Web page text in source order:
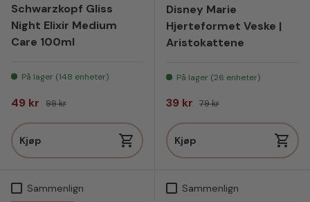
Schwarzkopf Gliss
Night Elixir Medium
Care 100ml
På lager (148 enheter)
Salgspris
49 kr Vanlig pris
99 kr
Kjøp
Disney Marie
Hjerteformet Veske |
Aristokattene
På lager (26 enheter)
Salgspris
39 kr Vanlig pris
79 kr
Kjøp
Sammenlign Sammenlign